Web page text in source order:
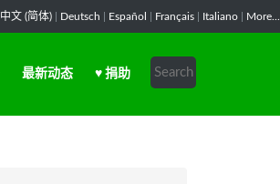
中文 (简体) Deutsch Español Français Italiano More...
最新动态 ♥ 捐助